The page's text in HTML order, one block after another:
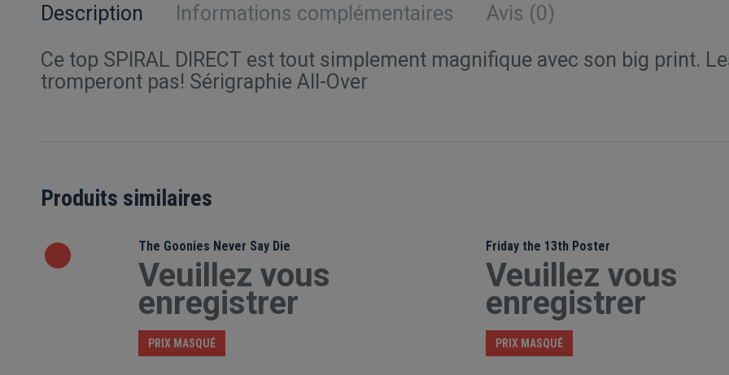
Description Informations complémentaires
Avis (0)
Ce top SPIRAL DIRECT est tout simplement magnifique avec son big print.
tromperont pas! Sérigraphie All-Over
Produits similaires
The Goonies Never Say Die
Veuillez vous
enregistrer
PRIX MASQUÉ
Friday the 13th Poster
Veuillez vous
enregistrer
PRIX MASQUÉ